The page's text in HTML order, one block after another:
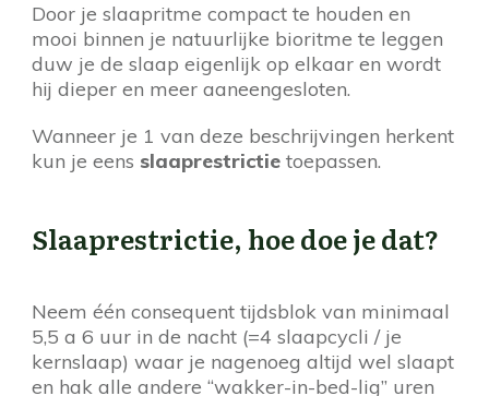
Door je slaapritme compact te houden en
mooi binnen je natuurlijke bioritme te leggen
duw je de slaap eigenlijk op elkaar en wordt
hij dieper en meer aaneengesloten.
Wanneer je 1 van deze beschrijvingen herkent
kun je eens slaaprestrictie toepassen.
Slaaprestrictie, hoe doe je dat?
Neem één consequent tijdsblok van minimaal
5,5 a 6 uur in de nacht (=4 slaapcycli / je
kernslaap) waar je nagenoeg altijd wel slaapt
en hak alle andere “wakker-in-bed-lig” uren